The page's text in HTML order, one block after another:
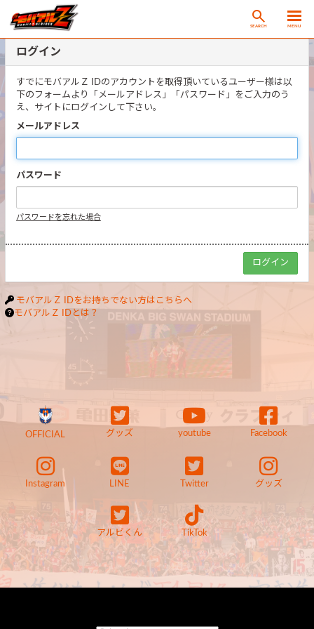
SEARCH MENU
ログイン
すでにモバアルＺ IDのアカウントを取得頂いているユーザー様は以
下のフォームより「メールアドレス」「パスワード」をご入力のう
え、サイトにログインして下さい。
メールアドレス
パスワード
パスワードを忘れた場合
モバアルＺ IDをお持ちでない方はこちらへ
モバアルＺ IDとは？
OFFICIAL グッズ youtube Facebook
Instagram LINE Twitter グッズ
アルビくん TikTok